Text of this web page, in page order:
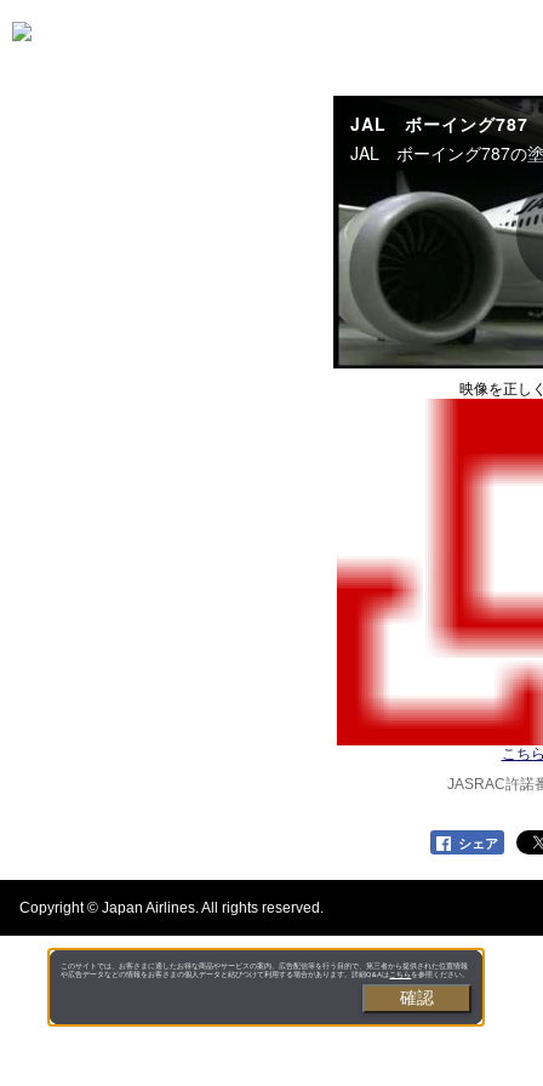
JAL ボーイング787
映像を正し
こち
JASRAC許諾
シェア
Copyright © Japan Airlines. All rights reserved.
このサイトでは、お客さまに適したお得な商品やサービスの案内、広告配信等を行う目的で、第三者から提供された位置情報
や広告データなどの情報をお客さまの個人データと結びつけて利用する場合があります。詳細Q&Aは こちら を参照ください。
確認